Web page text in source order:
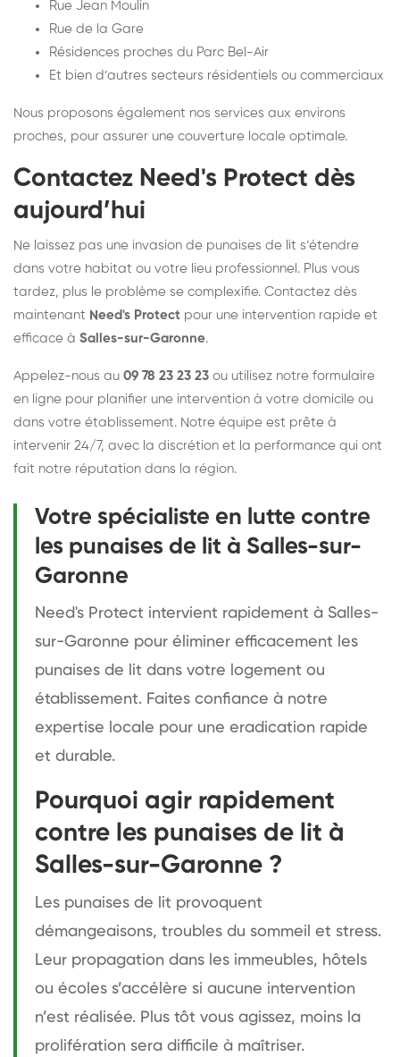
Rue Jean Moulin
Rue de la Gare
Résidences proches du Parc Bel-Air
Et bien d’autres secteurs résidentiels ou commerciaux
Nous proposons également nos services aux environs
proches, pour assurer une couverture locale optimale.
Contactez Need's Protect dès
aujourd’hui
Ne laissez pas une invasion de punaises de lit s’étendre
dans votre habitat ou votre lieu professionnel. Plus vous
tardez, plus le problème se complexifie. Contactez dès
maintenant Need's Protect pour une intervention rapide et
efficace à Salles-sur-Garonne.
Appelez-nous au 09 78 23 23 23 ou utilisez notre formulaire
en ligne pour planifier une intervention à votre domicile ou
dans votre établissement. Notre équipe est prête à
intervenir 24/7, avec la discrétion et la performance qui ont
fait notre réputation dans la région.
Votre spécialiste en lutte contre
les punaises de lit à Salles-sur-
Garonne
Need's Protect intervient rapidement à Salles-
sur-Garonne pour éliminer efficacement les
punaises de lit dans votre logement ou
établissement. Faites confiance à notre
expertise locale pour une eradication rapide
et durable.
Pourquoi agir rapidement
contre les punaises de lit à
Salles-sur-Garonne ?
Les punaises de lit provoquent
démangeaisons, troubles du sommeil et stress.
Leur propagation dans les immeubles, hôtels
ou écoles s’accélère si aucune intervention
n’est réalisée. Plus tôt vous agissez, moins la
prolifération sera difficile à maîtriser.